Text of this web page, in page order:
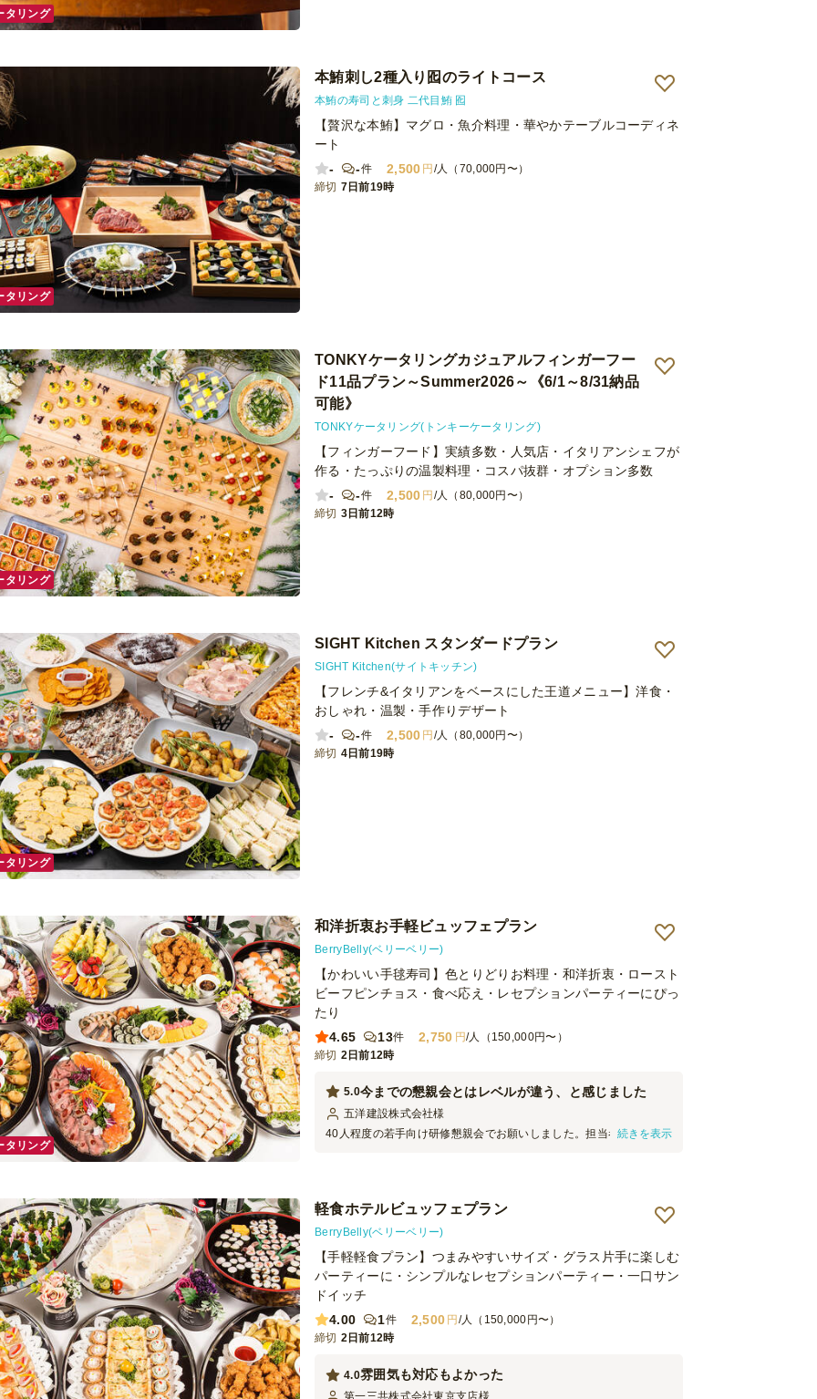
タリング
本鮪刺し2種入り囮のライトコース
本鮪の寿司と刺身 二代目鮪 囮
【贅沢な本鮪】マグロ・魚介料理・華やかテーブルコーディネ
ート
-
-件 2,500 円/人（70,000円〜）
締切 7日前19時
タリング
TONKYケータリングカジュアルフィンガーフー
ド11品プラン～Summer2026～《6/1～8/31納品
可能》
TONKYケータリング(トンキーケータリング)
【フィンガーフード】実績多数・人気店・イタリアンシェフが
作る・たっぷりの温製料理・コスパ抜群・オプション多数
-
-件 2,500 円 /人（80,000円〜）
締切 3日前12時
タリング
SIGHT Kitchen スタンダードプラン
SIGHT Kitchen(サイトキッチン)
【フレンチ&イタリアンをベースにした王道メニュー】洋食・
おしゃれ・温製・手作りデザート
-
-件 2,500 円/人（80,000円〜）
締切 4日前19時
タリング
和洋折衷お手軽ビュッフェプラン
BerryBelly(ベリーベリー)
【かわいい手毬寿司】色とりどりお料理・和洋折衷・ロースト
ビーフピンチョス・食べ応え・レセプションパーティーにぴっ
たり
4.65
13件 2,750 円/人（150,000円〜）
締切 2日前12時
今までの懇親会とはレベルが違う、と感じました
5.0
五洋建設株式会社様
40人程度の若手向け研修懇親会でお願いしました。担当者の手間を
ビュッフェ会場に変身したのには驚きました。 そして特筆すべきは
お料理のレベルの高さ。残念ながら当方は食せなかったのですが、
どのお料理も目を見張る豪華さで特に肉や魚の色がきれいで食べな
くても分かるほどでした。また機会がありましたらお願いいたしま
す。
続きを表示
タリング
軽食ホテルビュッフェプラン
BerryBelly(ベリーベリー)
【手軽軽食プラン】つまみやすいサイズ・グラス片手に楽しむ
パーティーに・シンプルなレセプションパーティー・一口サン
ドイッチ
4.00
1件 2,500 円 /人（150,000円〜）
締切 2日前12時
雰囲気も対応もよかった
4.0